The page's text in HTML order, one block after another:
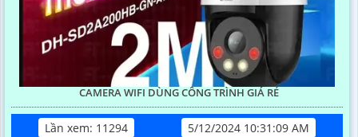
CAMERA WIFI DÙNG CÔNG TRÌNH GIÁ RẺ
Lần xem: 11294
5/12/2024 10:31:09 AM